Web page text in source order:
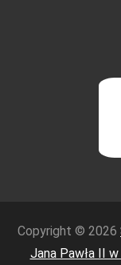
Copyright © 2026
Jana Pawła II